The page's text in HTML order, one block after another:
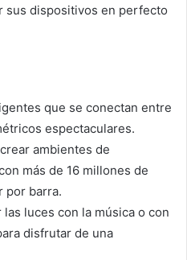
sus dispositivos en perfecto
que se conectan entre
espectaculares.
ambientes de
más de 16 millones de
por barra.
luces con la música o con
disfrutar de una